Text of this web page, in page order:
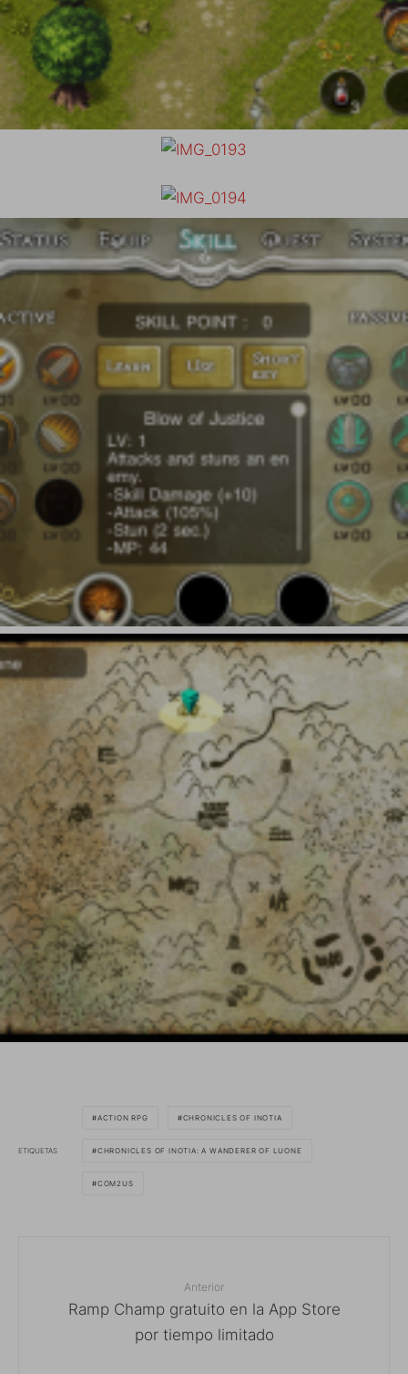
ETIQUETAS
ACTION RPG CHRONICLES OF INOTIA
CHRONICLES OF INOTIA: A WANDERER OF LUONE
COM2US
Anterior
Ramp Champ gratuito en la App Store
por tiempo limitado